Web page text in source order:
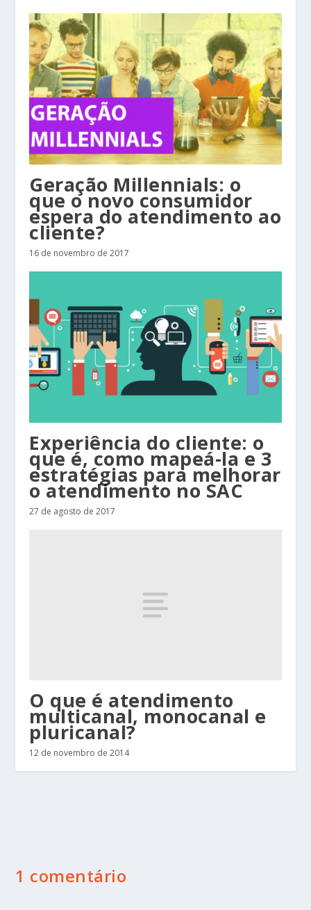
Geração Millennials: o
que o novo consumidor
espera do atendimento ao
cliente?
16 de novembro de 2017
Experiência do cliente: o
que é, como mapeá-la e 3
estratégias para melhorar
o atendimento no SAC
27 de agosto de 2017
O que é atendimento
multicanal, monocanal e
pluricanal?
12 de novembro de 2014
1 comentário